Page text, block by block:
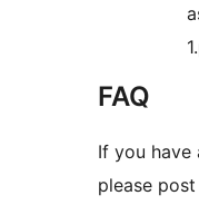
FAQ
If you have
please